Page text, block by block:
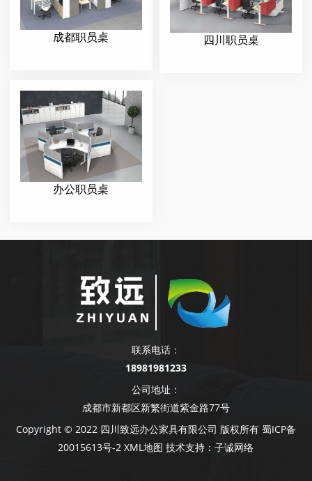
成都职员桌 四川职员桌
办公职员桌
联系电话：
18981981233
公司地址：
成都市新都区新繁街道紫金路77号
Copyright © 2022 四川致远办公家具有限公司 版权所有 蜀ICP备
20015613号-2 XML地图 技术支持：子诚网络